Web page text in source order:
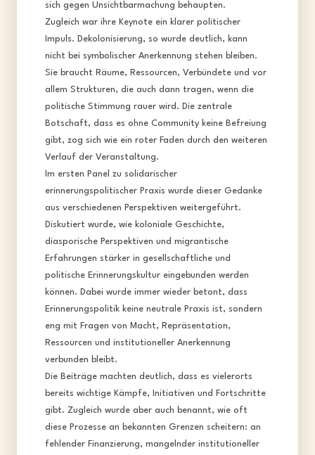
sich gegen Unsichtbarmachung behaupten.​
Zugleich war ihre Keynote ein klarer politischer
Impuls. Dekolonisierung, so wurde deutlich, kann
nicht bei symbolischer Anerkennung stehen bleiben.
Sie braucht Räume, Ressourcen, Verbündete und vor
allem Strukturen, die auch dann tragen, wenn die
politische Stimmung rauer wird. Die zentrale
Botschaft, dass es ohne Community keine Befreiung
gibt, zog sich wie ein roter Faden durch den weiteren
Verlauf der Veranstaltung.​
Im ersten Panel zu solidarischer
erinnerungspolitischer Praxis wurde dieser Gedanke
aus verschiedenen Perspektiven weitergeführt.
Diskutiert wurde, wie koloniale Geschichte,
diasporische Perspektiven und migrantische
Erfahrungen stärker in gesellschaftliche und
politische Erinnerungskultur eingebunden werden
können. Dabei wurde immer wieder betont, dass
Erinnerungspolitik keine neutrale Praxis ist, sondern
eng mit Fragen von Macht, Repräsentation,
Ressourcen und institutioneller Anerkennung
verbunden bleibt.​
Die Beiträge machten deutlich, dass es vielerorts
bereits wichtige Kämpfe, Initiativen und Fortschritte
gibt. Zugleich wurde aber auch benannt, wie oft
diese Prozesse an bekannten Grenzen scheitern: an
fehlender Finanzierung, mangelnder institutioneller